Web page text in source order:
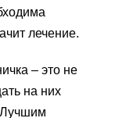
лечение.
– это не
на них